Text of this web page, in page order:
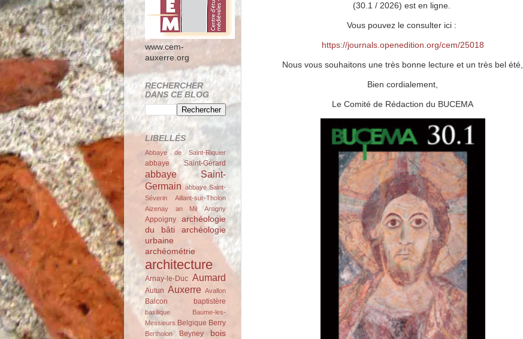
(30.1 / 2026) est en ligne.
Vous pouvez le consulter ici :
https://journals.openedition.org/cem/25018
Nous vous souhaitons une très bonne lecture et un très bel été,
Bien cordialement,
Le Comité de Rédaction du BUCEMA
www.cem-
auxerre.org
RECHERCHER
DANS CE BLOG
LIBELLÉS
Abbaye de Saint-Riquier
abbaye Saint-Gérard
abbaye Saint-
Germain abbaye Saint-
Séverin
Aillant-sur-Tholon
Aizenay
an Mil Antigny
Appoigny
archéologie
du bâti
archéologie
urbaine
archéométrie
architecture
Arnay-le-Duc Aumard
Autun Auxerre Avallon
Balcon baptistère
basilique
Baume-les-
Messieurs Belgique Berry
Bertholon Beyney bois